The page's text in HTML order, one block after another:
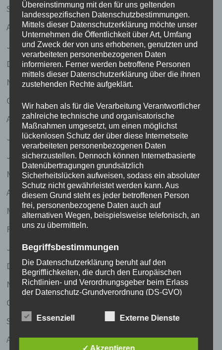
September 2017
April 2011
Januar 2008
Dezember 2007
November 2007
Oktober 2007
August 2007
Juli 2007
Juni 2007
Mai 2007
April 2007
März 2007
Februar 2007
Januar 2007
Dezember 2006
November 2006
Oktober 2006
September 2006
August 2006
Übereinstimmung mit den für uns geltenden
landesspezifischen Datenschutzbestimmungen.
Mittels dieser Datenschutzerklärung möchte unser
Unternehmen die Öffentlichkeit über Art, Umfang
und Zweck der von uns erhobenen, genutzten und
verarbeiteten personenbezogenen Daten
informieren. Ferner werden betroffene Personen
mittels dieser Datenschutzerklärung über die ihnen
zustehenden Rechte aufgeklärt.
Wir haben als für die Verarbeitung Verantwortlicher
zahlreiche technische und organisatorische
Maßnahmen umgesetzt, um einen möglichst
lückenlosen Schutz der über diese Internetseite
verarbeiteten personenbezogenen Daten
sicherzustellen. Dennoch können Internetbasierte
Datenübertragungen grundsätzlich
Sicherheitslücken aufweisen, sodass ein absoluter
Schutz nicht gewährleistet werden kann. Aus
diesem Grund steht es jeder betroffenen Person
frei, personenbezogene Daten auch auf
alternativen Wegen, beispielsweise telefonisch, an
uns zu übermitteln.
Begriffsbestimmungen
Die Datenschutzerklärung beruht auf den
Begrifflichkeiten, die durch den Europäischen
Richtlinien- und Verordnungsgeber beim Erlass
der Datenschutz-Grundverordnung (DS-GVO)
soll sowohl für die Öffentlichkeit als auch für
unsere Kunden und Geschäftspartner einfach
Essenziell Externe Dienste
✓ Akzeptieren